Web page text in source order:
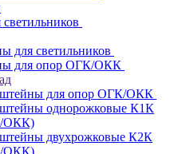
для светильников
для опор ОГК/ОКК
для опор ОГК/ОКК
однорожковые К1К
ОКК)
двухрожковые К2К
ОКК)